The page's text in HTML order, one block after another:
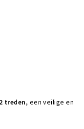
treden, een veilige en